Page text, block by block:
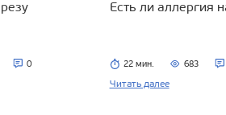
0
Есть ли аллергия
22 мин. 683
Читать далее